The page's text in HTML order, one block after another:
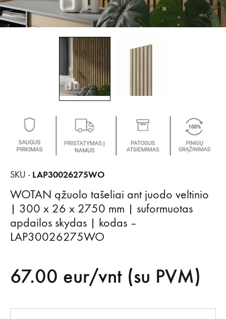
SKU - LAP30026275WO
WOTAN ąžuolo tašeliai ant juodo veltinio
| 300 x 26 x 2750 mm | suformuotas
apdailos skydas | kodas –
LAP30026275WO
67.00 eur/vnt (su PVM)